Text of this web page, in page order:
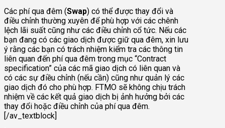
Các phí qua đêm (Swap) có thể được thay đổi và
điều chỉnh thường xuyên để phù hợp với các chênh
lệch lãi suất cũng như các điều chỉnh cổ tức. Nếu các
bạn đang có các giao dịch được giữ qua đêm, xin lưu
ý rằng các bạn có trách nhiệm kiểm tra các thông tin
liên quan đến phí qua đêm trong mục “Contract
specification” của các mã giao dịch có liên quan và
có các sự điều chỉnh (nếu cần) cũng như quản lý các
giao dịch đó cho phù hợp. FTMO sẽ không chịu trách
nhiệm về các kết quả giao dịch bị ảnh hưởng bởi các
thay đổi hoặc điều chỉnh của phí qua đêm.
[/av_textblock]